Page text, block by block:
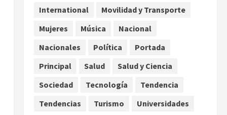
videos ocultados en el caso
Ayotzinapa
International
Movilidad y Transporte
Mujeres
Música
Nacional
Nacionales
Política
Portada
Principal
Salud
Salud y Ciencia
Sociedad
Tecnología
Tendencia
Tendencias
Turismo Universidades